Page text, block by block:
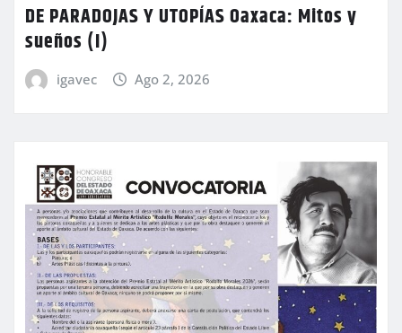
DE PARADOJAS Y UTOPÍAS Oaxaca: Mitos y
sueños (I)
igavec Ago 2, 2026